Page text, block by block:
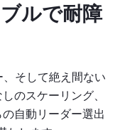
ルで耐障
そして絶え間ない
のスケーリング、
自動リーダー選出